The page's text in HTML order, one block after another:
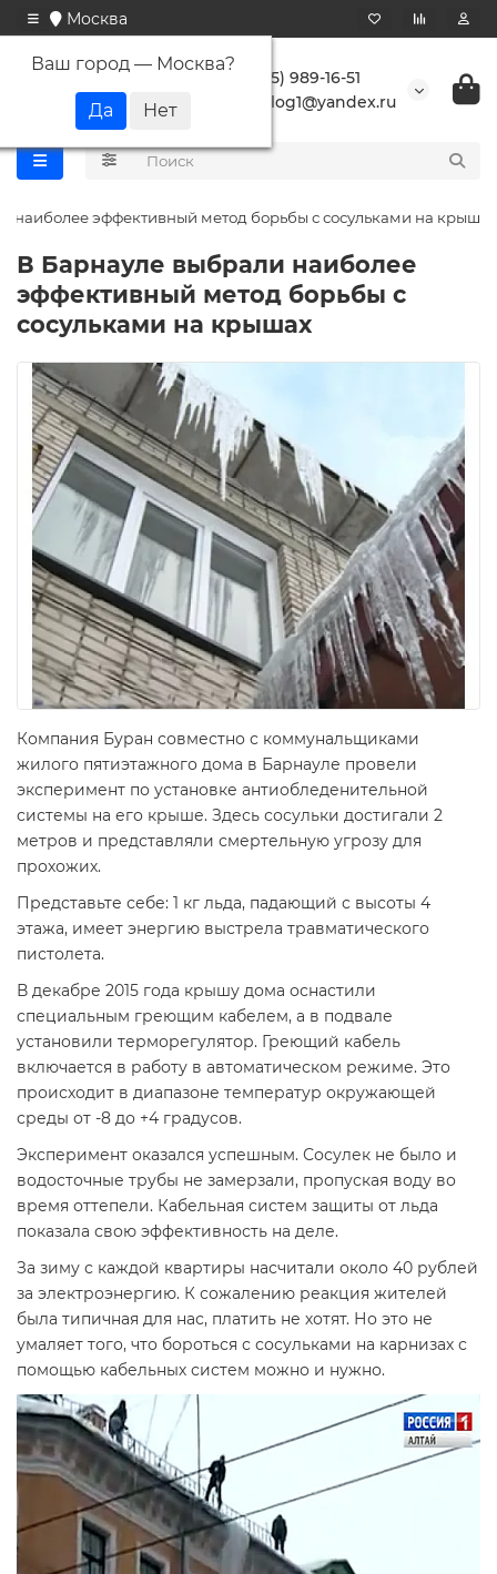
Москва
Ваш город — Москва?
+7 (495) 989-16-51
buranlog1@yandex.ru
наиболее эффективный метод борьбы с сосульками на крышах
В Барнауле выбрали наиболее
эффективный метод борьбы с
сосульками на крышах
Компания Буран совместно с коммунальщиками
жилого пятиэтажного дома в Барнауле провели
эксперимент по установке антиобледенительной
системы на его крыше. Здесь сосульки достигали 2
метров и представляли смертельную угрозу для
прохожих.
Представьте себе: 1 кг льда, падающий с высоты 4
этажа, имеет энергию выстрела травматического
пистолета.
В декабре 2015 года крышу дома оснастили
специальным греющим кабелем, а в подвале
установили терморегулятор. Греющий кабель
включается в работу в автоматическом режиме. Это
происходит в диапазоне температур окружающей
среды от -8 до +4 градусов.
Эксперимент оказался успешным. Сосулек не было и
водосточные трубы не замерзали, пропуская воду во
время оттепели. Кабельная систем защиты от льда
показала свою эффективность на деле.
За зиму с каждой квартиры насчитали около 40 рублей
за электроэнергию. К сожалению реакция жителей
была типичная для нас, платить не хотят. Но это не
умаляет того, что бороться с сосульками на карнизах с
помощью кабельных систем можно и нужно.